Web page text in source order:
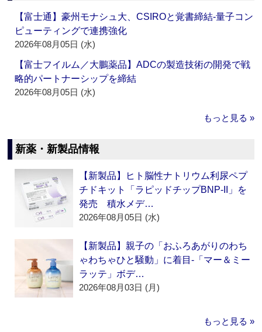
【富士通】豪州モナシュ大、CSIROと覚書締結‐量子コン
ピューティングで連携強化
2026年08月05日 (水)
【富士フイルム／大鵬薬品】ADCの製造技術の開発で戦
略的パートナーシップを締結
2026年08月05日 (水)
もっと見る »
新薬・新製品情報
【新製品】ヒト脳性ナトリウム利尿ペプ
チドキット「ラピッドチップBNP-II」を
発売 積水メデ…
2026年08月05日 (水)
【新製品】親子の「おふろあがりのわち
ゃわちゃひと騒動」に着目‐「マー＆ミー
ラッテ」ボデ…
2026年08月03日 (月)
もっと見る »